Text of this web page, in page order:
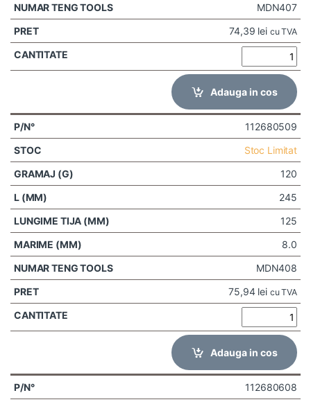
MDN407
74,39 lei cu TVA
Adauga in cos
112680509
Stoc Limitat
120
245
125
8.0
MDN408
75,94 lei cu TVA
Adauga in cos
112680608